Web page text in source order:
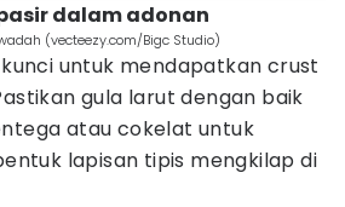
dalam adonan
(vecteezy.com/Bigc Studio)
untuk mendapatkan crust
gula larut dengan baik
atau cokelat untuk
lapisan tipis mengkilap di